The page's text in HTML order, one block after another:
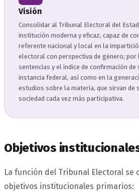
Visión
Consolidar al Tribunal Electoral del
institución moderna y eficaz, capaz de
referente nacional y local en la
electoral con perspectiva de género; por
sentencias y el índice de confirmación
instancia federal, así como en la
estudios sobre la materia, que sirvan de
sociedad cada vez más participativa.
Objetivos
La función del Tribunal Electoral se
objetivos institucionales primarios: